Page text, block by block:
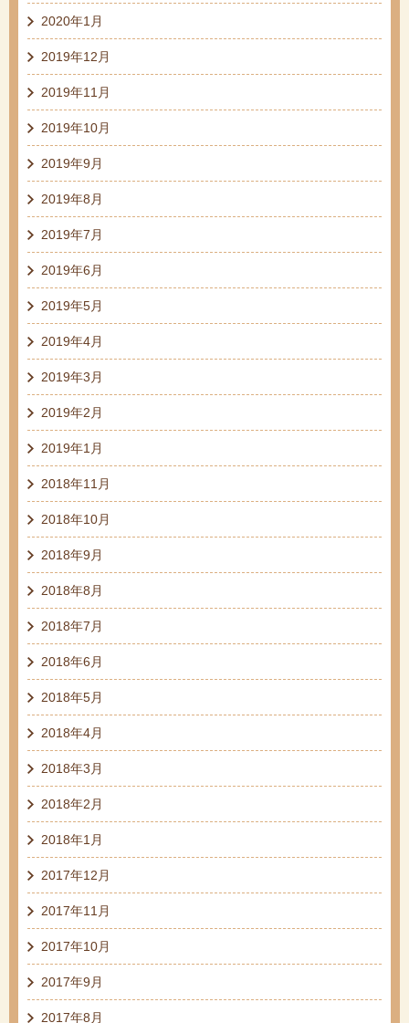
2020年1月
2019年12月
2019年11月
2019年10月
2019年9月
2019年8月
2019年7月
2019年6月
2019年5月
2019年4月
2019年3月
2019年2月
2019年1月
2018年11月
2018年10月
2018年9月
2018年8月
2018年7月
2018年6月
2018年5月
2018年4月
2018年3月
2018年2月
2018年1月
2017年12月
2017年11月
2017年10月
2017年9月
2017年8月